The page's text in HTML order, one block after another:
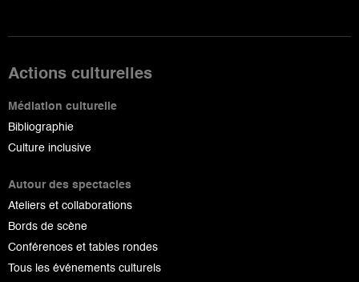
Actions culturelles
Médiation culturelle
Bibliographie
Culture inclusive
Autour des spectacles
Ateliers et collaborations
Bords de scène
Conférences et tables rondes
Tous les événements culturels